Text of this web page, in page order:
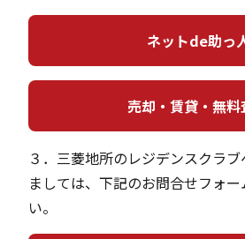
ネットde助っ
売却・賃貸・無料
３．三菱地所のレジデンスクラ
ましては、下記のお問合せフォ
い。